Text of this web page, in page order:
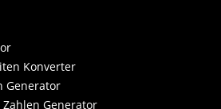
Konverter
Generator
Zahlen Generator